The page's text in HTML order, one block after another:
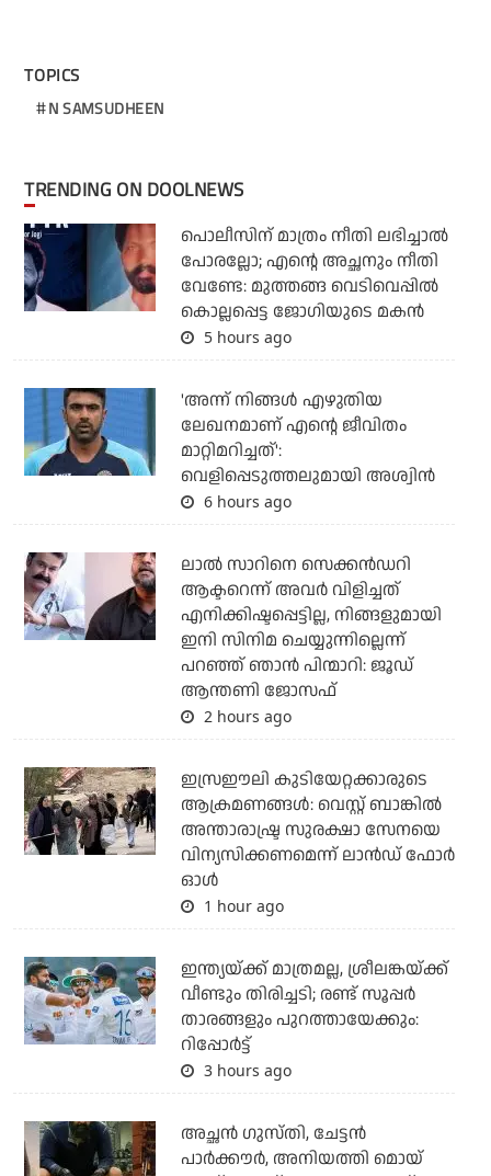
TOPICS
N SAMSUDHEEN
TRENDING ON DOOLNEWS
പൊലീസിന് മാത്രം നീതി ലഭിച്ചാല്‍
പോരല്ലോ; എന്റെ അച്ഛനും നീതി
വേണ്ടേ: മുത്തങ്ങ വെടിവെപ്പില്‍
കൊല്ലപ്പെട്ട ജോഗിയുടെ മകന്‍
5 hours ago
'അന്ന് നിങ്ങള്‍ എഴുതിയ
ലേഖനമാണ് എന്റെ ജീവിതം
മാറ്റിമറിച്ചത്':
വെളിപ്പെടുത്തലുമായി അശ്വിന്‍
6 hours ago
ലാല്‍ സാറിനെ സെക്കന്‍ഡറി
ആക്ടറെന്ന് അവര്‍ വിളിച്ചത്
എനിക്കിഷ്ടപ്പെട്ടില്ല, നിങ്ങളുമായി
ഇനി സിനിമ ചെയ്യുന്നില്ലെന്ന്
പറഞ്ഞ് ഞാന്‍ പിന്മാറി: ജൂഡ്
ആന്തണി ജോസഫ്
2 hours ago
ഇസ്രഈലി കുടിയേറ്റക്കാരുടെ
ആക്രമണങ്ങള്‍: വെസ്റ്റ് ബാങ്കില്‍
അന്താരാഷ്ട്ര സുരക്ഷാ സേനയെ
വിന്യസിക്കണമെന്ന് ലാന്‍ഡ് ഫോര്‍
ഓള്‍
1 hour ago
ഇന്ത്യയ്ക്ക് മാത്രമല്ല, ശ്രീലങ്കയ്ക്ക്
വീണ്ടും തിരിച്ചടി; രണ്ട് സൂപ്പര്‍
താരങ്ങളും പുറത്തായേക്കും:
റിപ്പോര്‍ട്ട്
3 hours ago
അച്ഛന്‍ ഗുസ്തി, ചേട്ടന്‍
പാര്‍ക്കൗര്‍, അനിയത്തി മൊയ്